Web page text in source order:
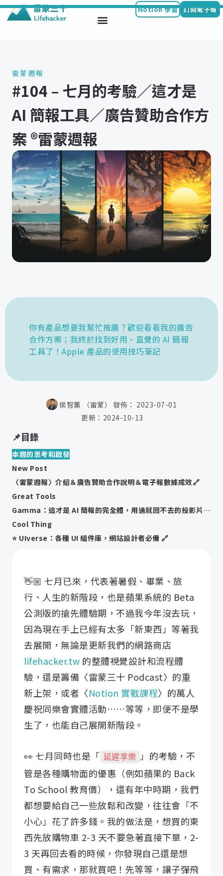
Notion 學習 訂閱電子報
雷蒙週報
#104 – 七月的考驗／這才是
AI 簡報工具／廣告贊助合作方
案 ®️雷蒙週報
你有產品想要我幫忙推廣？歡迎看看我的廣告
合作方案；我終於找到好用、直覺的 AI 簡報
工具了！Apple 產品的使用技巧筆記
📌目錄
本週的思考和啟發
New Post
〈雷蒙週報〉介紹＆廣告贊助合作說明＆電子報數據成效🔗
Great Tools
Gamma：這才是 AI 簡報的完全體，用過就回不去的投影片工具 🔗
Cool Thing
⭐️ UIverse：各種 UI 組件庫，網站設計者必備 🔗
侯智薰 （雷蒙） 發佈： 2023-07-01
更新： 2024-10-13
👋🏼 七月已來，代表著暑假、畢業、旅
行、人生的新階段，也是蘋果系統的 Beta
公測版的搶先體驗期，不過我今年沒去玩，
因為現在手上已經有太多「新東西」等著我
去展開，無論是更新我們的網路商店
lifehacker.tw 的整體視覺設計和流程體
驗，還是籌備〈雷蒙三十 Podcast〉的重
新上架，或者〈Notion 實戰課程〉的萬人
慶祝同樂會實體活動……等等，即便不是學
生了，也能自己展開新階段。
👀 七月同時也是「 延遲享樂
」的考驗，不
管是各種購物面的優惠（例如蘋果的 Back
To School 教育價），還有年中時期，我們
都想要給自己一些放鬆和改變，往往會「不
小心」花了許多錢。我的做法是，想買的東
西先放購物車 2-3 天不要急著直接下單，2-
3 天再回去看的時候，你發現自己還是想
買、有需求，那就買吧！先等等，讓子彈飛